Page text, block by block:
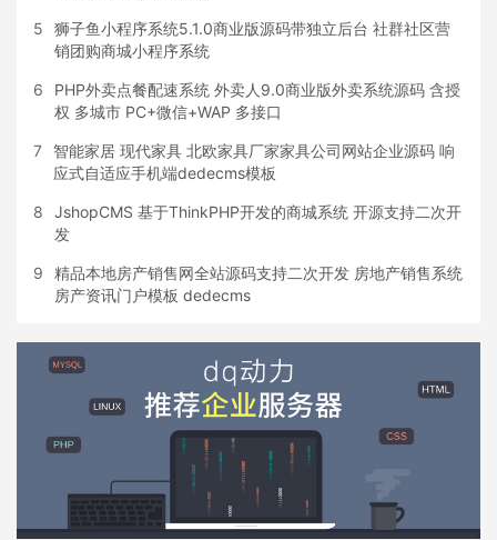
5
狮子鱼小程序系统5.1.0商业版源码带独立后台 社群社区营
销团购商城小程序系统
6
PHP外卖点餐配速系统 外卖人9.0商业版外卖系统源码 含授
权 多城市 PC+微信+WAP 多接口
7
智能家居 现代家具 北欧家具厂家家具公司网站企业源码 响
应式自适应手机端dedecms模板
8
JshopCMS 基于ThinkPHP开发的商城系统 开源支持二次开
发
9
精品本地房产销售网全站源码支持二次开发 房地产销售系统
房产资讯门户模板 dedecms